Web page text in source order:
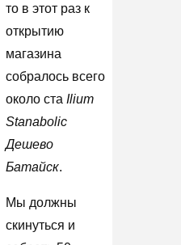
то в этот раз к
открытию
магазина
собралось всего
около ста Ilium
Stanabolic
Дешево
Батайск.
Мы должны
скинуться и